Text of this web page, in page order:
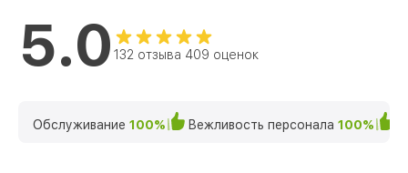
5.0 132 отзыва 409 оценок
Обслуживание 100% Вежливость персонала 100%